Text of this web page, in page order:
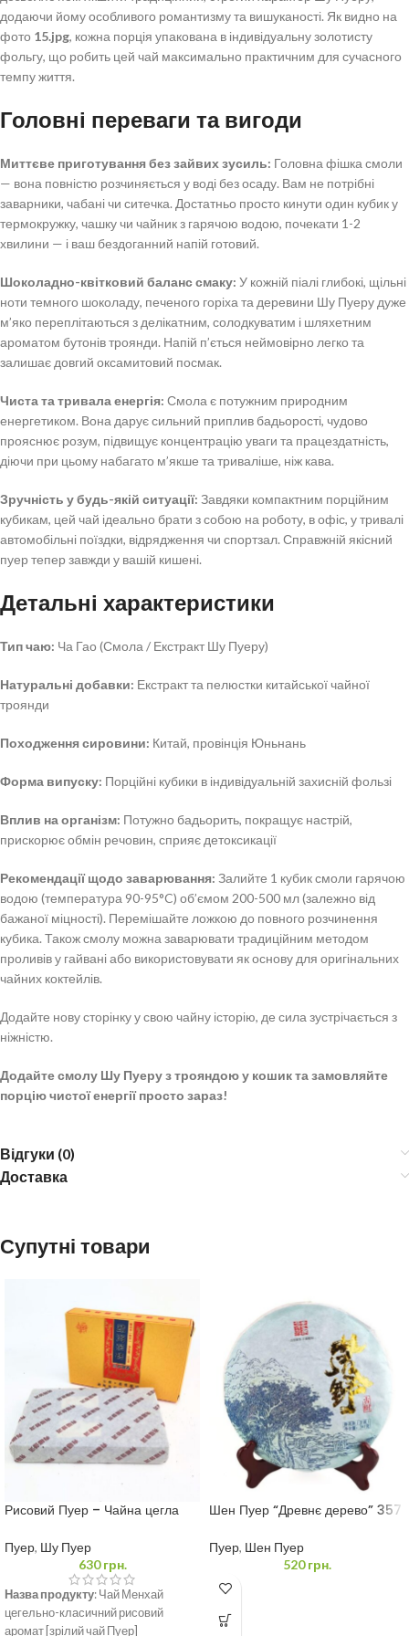
додаючи йому особливого романтизму та вишуканості. Як видно на
фото 15.jpg, кожна порція упакована в індивідуальну золотисту
фольгу, що робить цей чай максимально практичним для сучасного
темпу життя.
Головні переваги та вигоди
Миттєве приготування без зайвих зусиль: Головна фішка смоли
— вона повністю розчиняється у воді без осаду. Вам не потрібні
заварники, чабані чи ситечка. Достатньо просто кинути один кубик у
термокружку, чашку чи чайник з гарячою водою, почекати 1-2
хвилини — і ваш бездоганний напій готовий.
Шоколадно-квітковий баланс смаку: У кожній піалі глибокі, щільні
ноти темного шоколаду, печеного горіха та деревини Шу Пуеру дуже
м’яко переплітаються з делікатним, солодкуватим і шляхетним
ароматом бутонів троянди. Напій п’ється неймовірно легко та
залишає довгий оксамитовий посмак.
Чиста та тривала енергія: Смола є потужним природним
енергетиком. Вона дарує сильний приплив бадьорості, чудово
прояснює розум, підвищує концентрацію уваги та працездатність,
діючи при цьому набагато м’якше та триваліше, ніж кава.
Зручність у будь-якій ситуації: Завдяки компактним порційним
кубикам, цей чай ідеально брати з собою на роботу, в офіс, у тривалі
автомобільні поїздки, відрядження чи спортзал. Справжній якісний
пуер тепер завжди у вашій кишені.
Детальні характеристики
Тип чаю: Ча Гао (Смола / Екстракт Шу Пуеру)
Натуральні добавки: Екстракт та пелюстки китайської чайної
троянди
Походження сировини: Китай, провінція Юньнань
Форма випуску: Порційні кубики в індивідуальній захисній фользі
Вплив на організм: Потужно бадьорить, покращує настрій,
прискорює обмін речовин, сприяє детоксикації
Рекомендації щодо заварювання: Залийте 1 кубик смоли гарячою
водою (температура 90-95°C) об’ємом 200-500 мл (залежно від
бажаної міцності). Перемішайте ложкою до повного розчинення
кубика. Також смолу можна заварювати традиційним методом
проливів у гайвані або використовувати як основу для оригінальних
чайних коктейлів.
Додайте нову сторінку у свою чайну історію, де сила зустрічається з
ніжністю.
Додайте смолу Шу Пуеру з трояндою у кошик та замовляйте
порцію чистої енергії просто зараз!
Відгуки (0)
Доставка
Супутні товари
Рисовий Пуер – Чайна цегла
Пуер, Шу Пуер
630грн.
Назва продукту: Чай Менхай
цегельно-класичний рисовий
аромат [зрілий чай Пуер]
Шен Пуер “Древнє дерево” 357
Пуер, Шен Пуер
520грн.